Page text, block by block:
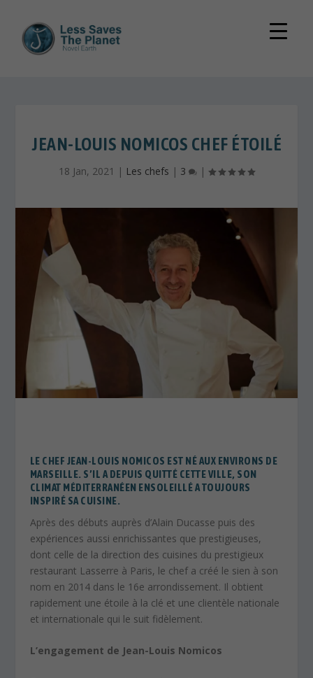
JEAN-LOUIS NOMICOS CHEF ÉTOILÉ
18 Jan, 2021 | Les chefs | 3 |
LE CHEF JEAN-LOUIS NOMICOS EST NÉ AUX ENVIRONS DE
MARSEILLE. S’IL A DEPUIS QUITTÉ CETTE VILLE, SON
CLIMAT MÉDITERRANÉEN ENSOLEILLÉ A TOUJOURS
INSPIRÉ SA CUISINE.
Après des débuts auprès d’Alain Ducasse puis des
expériences aussi enrichissantes que prestigieuses,
dont celle de la direction des cuisines du prestigieux
restaurant Lasserre à Paris, le chef a créé le sien à son
nom en 2014 dans le 16e arrondissement. Il obtient
rapidement une étoile à la clé et une clientèle nationale
et internationale qui le suit fidèlement.
L’engagement de Jean-Louis Nomicos